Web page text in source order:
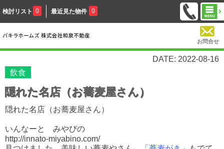
検討リスト 0 最近見た物件 0
お問合せ
DATE: 2022-08-16
飲食
隠れた名店（お蕎麦屋さん）
隠れた名店（お蕎麦屋さん）
いんなーと みやびの
http://innato-miyabino.com/